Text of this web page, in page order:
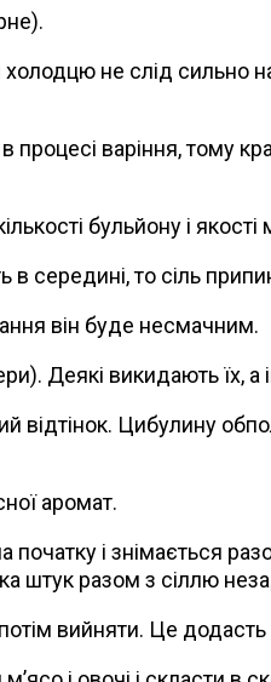
не слід сильно
варіння, тому
бульйону і якості
в середині, то сіль
він буде несмачним.
Деякі викидають їх,
відтінок. Цибулину
аромат.
і знімається
штук разом з сіллю
вийняти. Це